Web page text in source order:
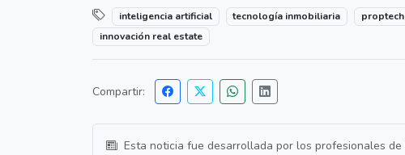
inteligencia artificial tecnología inmobiliaria proptech
innovación real estate
Compartir:
Esta noticia fue desarrollada por los profesionales de